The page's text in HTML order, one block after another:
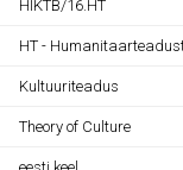
HIKTB/16.HT
HT -
Kultuuriteadus
Theory of Culture